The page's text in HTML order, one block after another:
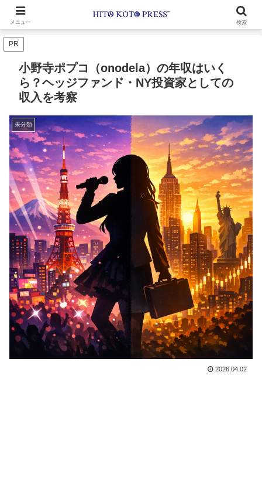
PR
小野寺ポプコ（onodela）の年収はいく
ら？ヘッジファンド・NY投資家としての
収入を考察
未分類
2026.04.02
メニュー 検索